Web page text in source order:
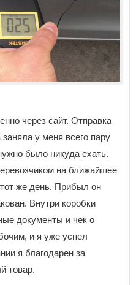
через сайт. Отправка
заняла у меня всего пару
было никуда ехать.
на ближайшее
же день. Прибыл он
Внутри коробки
документы и чек о
и я уже успел
я благодарен за
товар.